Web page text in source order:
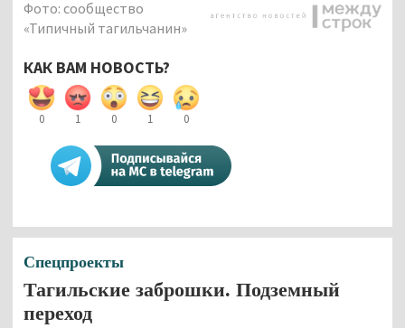
Фото: сообщество
«Типичный тагильчанин»
КАК ВАМ НОВОСТЬ?
0 1 0 1 0
Спецпроекты
Тагильские заброшки. Подземный
переход